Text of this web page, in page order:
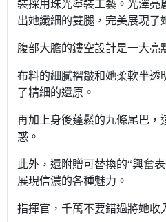
裝採用珠光塗裝工藝。光澤亮
出她纖細的雙腿，完美展現了
腹部大膽的鏤空設計是一大亮
布料的細膩褶皺和她柔軟半透
了精細的還原。
再加上身後蓬鬆的九條尾巴，
惑。
此外，還附贈可替換的“興奮
展現信濃的各種魅力。
指揮官，千萬不要錯過將她收